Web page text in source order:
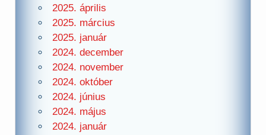
2025. április
2025. március
2025. január
2024. december
2024. november
2024. október
2024. június
2024. május
2024. január